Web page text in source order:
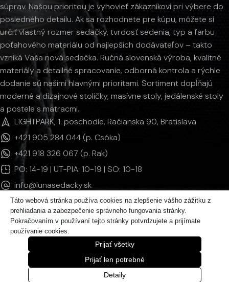
súprav. Našou prioritou je vyhovieť zákazníkovi pri výbere do
posledného detailu. Ak sa rozhodnete pre kúpu, môžete si
určiť vlastný rozmer sedačky, tvrdosť sedenia, typ a farbu
poťahového materiálu od najlepších dodávateľov – takto
vzniká Vaša nová sedačka. Ručná slovenská výroba, kvalitné
materiály a detailné spracovanie, odborná kontrola a rýchle
dodanie sú našimi hlavnými prioritami. Sortiment dopĺňajú
moderné a dizajnové stoličky, masívne stoly, jedálenské stoly
a postele s matracmi.
LIGHTPARK, 1. poschodie, Račianska 90, Bratislava
+421 905 284 044 (p. Csóka)
+421 918 326 067 (p. Rak)
PO: 14-19 | UT-PIA: 10-19 | SO: 10-18
info@lunasedacky.sk
INFORMÁCIE
KATEGÓRIE PRODUKTOV
© 2011 - 2026 LUNAsedačky | Všetky práva vyhradené.
Táto webová stránka používa cookies na zlepšenie vášho zážitku z
prehliadania a zabezpečenie správneho fungovania stránky.
Pokračovaním v používaní tejto stránky potvrdzujete a prijímate
používanie cookies.
Prijať všetky
Prijať len potrebné
Detaily